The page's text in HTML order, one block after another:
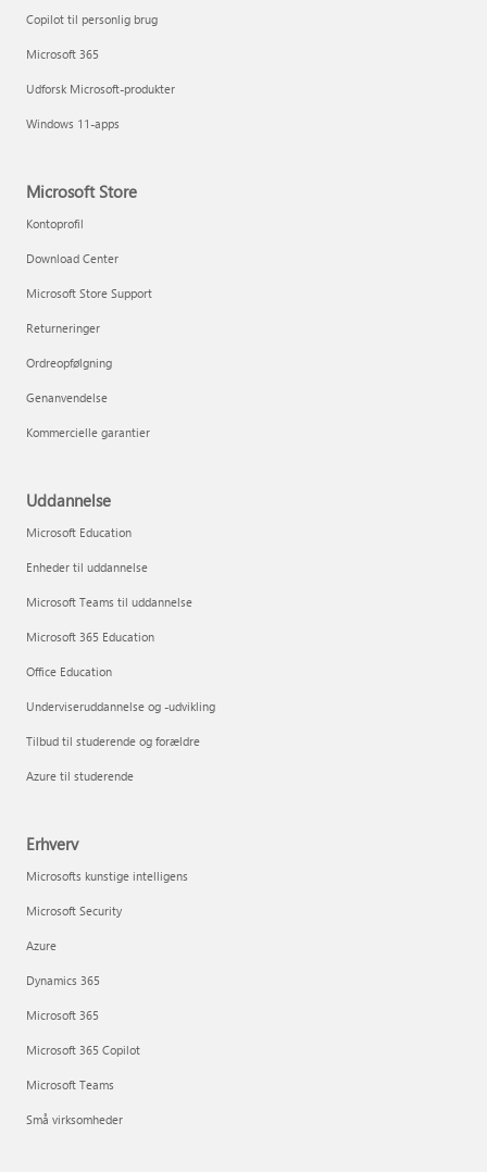
Copilot til personlig brug
Microsoft 365
Udforsk Microsoft-produkter
Windows 11-apps
Microsoft Store
Kontoprofil
Download Center
Microsoft Store Support
Returneringer
Ordreopfølgning
Genanvendelse
Kommercielle garantier
Uddannelse
Microsoft Education
Enheder til uddannelse
Microsoft Teams til uddannelse
Microsoft 365 Education
Office Education
Underviseruddannelse og -udvikling
Tilbud til studerende og forældre
Azure til studerende
Erhverv
Microsofts kunstige intelligens
Microsoft Security
Azure
Dynamics 365
Microsoft 365
Microsoft 365 Copilot
Microsoft Teams
Små virksomheder